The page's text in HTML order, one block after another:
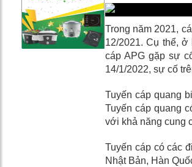
Trong năm 2021,
12/2021. Cụ thể,
cáp APG gặp sự
14/1/2022, sự cố
Tuyến cáp quang
Tuyến cáp quang
với khả năng cung
Tuyến cáp có các
Nhật Bản, Hàn